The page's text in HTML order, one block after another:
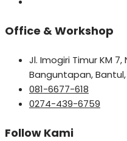
Office & Workshop
Jl. Imogiri Timur KM
Banguntapan,
081-6677-618
0274-439-6759
Follow Kami